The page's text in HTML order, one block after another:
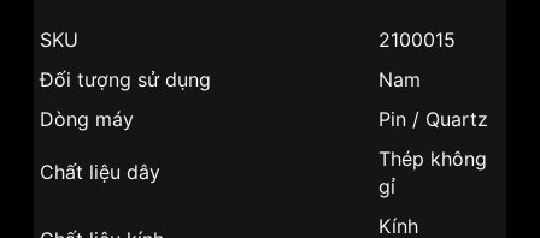
SKU
2100015
Đối tượng sử dụng
Nam
Dòng máy
Pin / Quartz
Chất liệu dây
Thép không
gỉ
Kính